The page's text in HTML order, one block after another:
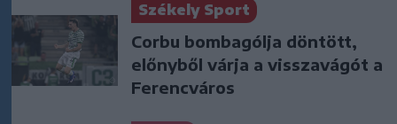
Székely Sport
Corbu bombagólja döntött,
előnyből várja a visszavágót a
Ferencváros